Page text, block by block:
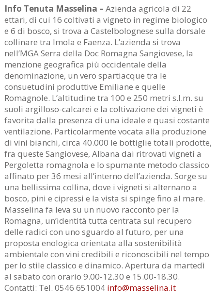
Info Tenuta Masselina – Azienda agricola di 22
ettari, di cui 16 coltivati a vigneto in regime biologico
e 6 di bosco, si trova a Castelbolognese sulla dorsale
collinare tra Imola e Faenza. L’azienda si trova
nell’MGA Serra della Doc Romagna Sangiovese, la
menzione geografica più occidentale della
denominazione, un vero spartiacque tra le
consuetudini produttive Emiliane e quelle
Romagnole. L’altitudine tra 100 e 250 metri s.l.m. su
suoli argilloso-calcarei e la coltivazione dei vigneti è
favorita dalla presenza di una ideale e quasi costante
ventilazione. Particolarmente vocata alla produzione
di vini bianchi, circa 40.000 le bottiglie totali prodotte,
fra queste Sangiovese, Albana dai ritrovati vigneti a
Pergoletta romagnola e lo spumante metodo classico
affinato per 36 mesi all’interno dell’azienda. Sorge su
una bellissima collina, dove i vigneti si alternano a
bosco, pini e cipressi e la vista si spinge fino al mare.
Masselina fa leva su un nuovo racconto per la
Romagna, un’identità tutta centrata sul recupero
delle radici con uno sguardo al futuro, per una
proposta enologica orientata alla sostenibilità
ambientale con vini credibili e riconoscibili nel tempo
per lo stile classico e dinamico. Apertura da martedì
al sabato con orario 9.00-12.30 e 15.00-18.30.
Contatti: Tel. 0546 651004 info@masselina.it